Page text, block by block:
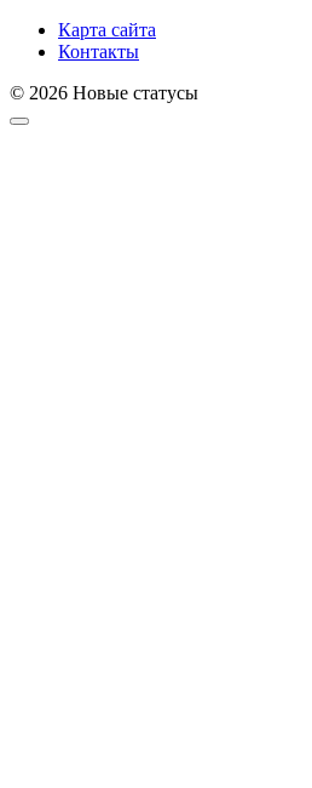
Карта сайта
Контакты
© 2026 Новые статусы